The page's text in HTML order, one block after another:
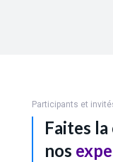
Participants et
Faites la
nos